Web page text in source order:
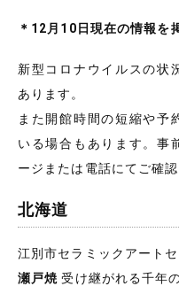
＊12月10日現在の情報を
新型コロナウイルスの状
あります。
また開館時間の短縮や予
いる場合もあります。事
ージまたは電話にてご確認
北海道
江別市セラミックアー
瀬戸焼 受け継がれる千年